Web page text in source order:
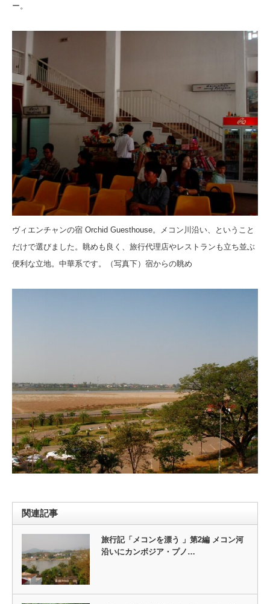
ー。
ヴィエンチャンの宿 Orchid Guesthouse。メコン川 沿い、ということ
だけで選びました。 眺めも良く、旅行代理店やレストランも立ち並ぶ
便利な立地。 中華系です。 （写真下）宿からの眺め
関連記事
旅行記「メコンを漂う 」第2編 メコン河
沿いにカンボジア・プノ…